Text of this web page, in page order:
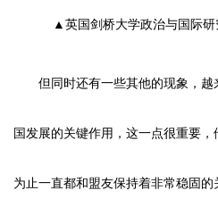
▲英国剑桥大学政治与国际
但同时还有一些其他的现象，
国发展的关键作用，这一点很重要
为止一直都和盟友保持着非常稳固